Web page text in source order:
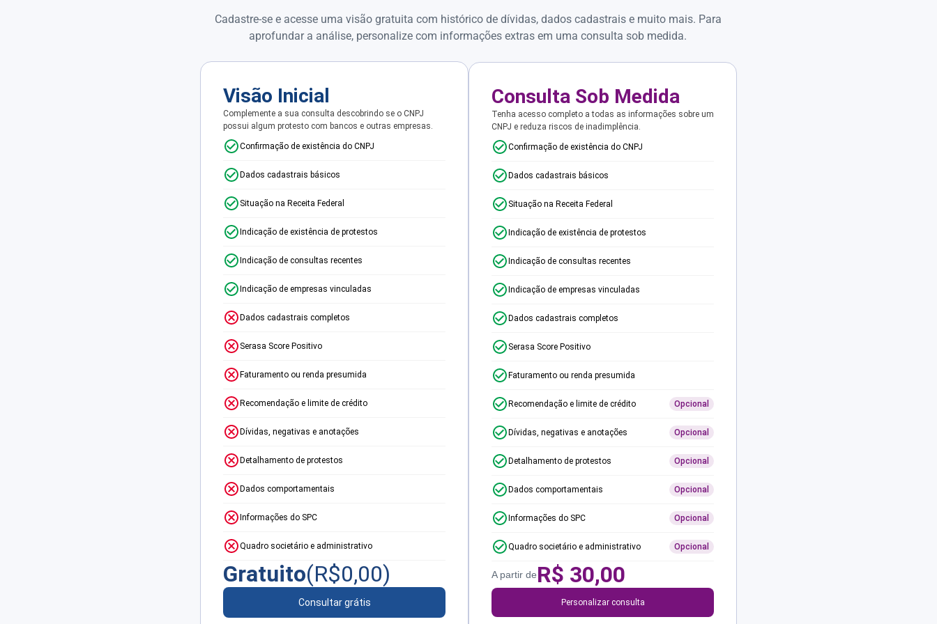
Cadastre-se e acesse uma visão gratuita com histórico de dívidas, dados cadastrais e muito mais. Para
aprofundar a análise, personalize com informações extras em uma consulta sob medida.
Visão Inicial
Complemente a sua consulta descobrindo se o CNPJ
possui algum protesto com bancos e outras empresas.
Confirmação de existência do CNPJ
Dados cadastrais básicos
Situação na Receita Federal
Indicação de existência de protestos
Indicação de consultas recentes
Indicação de empresas vinculadas
Dados cadastrais completos
Serasa Score Positivo
Faturamento ou renda presumida
Recomendação e limite de crédito
Dívidas, negativas e anotações
Detalhamento de protestos
Dados comportamentais
Informações do SPC
Quadro societário e administrativo
Gratuito(R$0,00)
Consultar grátis
Consulta Sob Medida
Tenha acesso completo a todas as informações sobre um
CNPJ e reduza riscos de inadimplência.
Confirmação de existência do CNPJ
Dados cadastrais básicos
Situação na Receita Federal
Indicação de existência de protestos
Indicação de consultas recentes
Indicação de empresas vinculadas
Dados cadastrais completos
Serasa Score Positivo
Faturamento ou renda presumida
Recomendação e limite de crédito Opcional
Dívidas, negativas e anotações Opcional
Detalhamento de protestos Opcional
Dados comportamentais Opcional
Informações do SPC Opcional
Quadro societário e administrativo Opcional
A partir deR$ 30,00
Personalizar consulta